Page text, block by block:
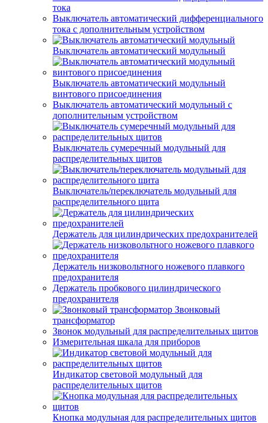
тока
Выключатель автоматический дифференциального
тока с дополнительным устройством
Выключатель автоматический модульный
Выключатель автоматический модульный
винтового присоединения
Выключатель автоматический модульный с
дополнительным устройством
Выключатель сумеречный модульный для
распределительных щитов
Выключатель/переключатель модульный для
распределительного щита
Держатель для цилиндрических предохранителей
Держатель низковольтного ножевого плавкого
предохранителя
Держатель пробкового цилиндрического
предохранителя
Звонковый
трансформатор
Звонок модульный для распределительных щитов
Измерительная шкала для приборов
Индикатор световой модульный для
распределительных щитов
Кнопка модульная для распределительных щитов